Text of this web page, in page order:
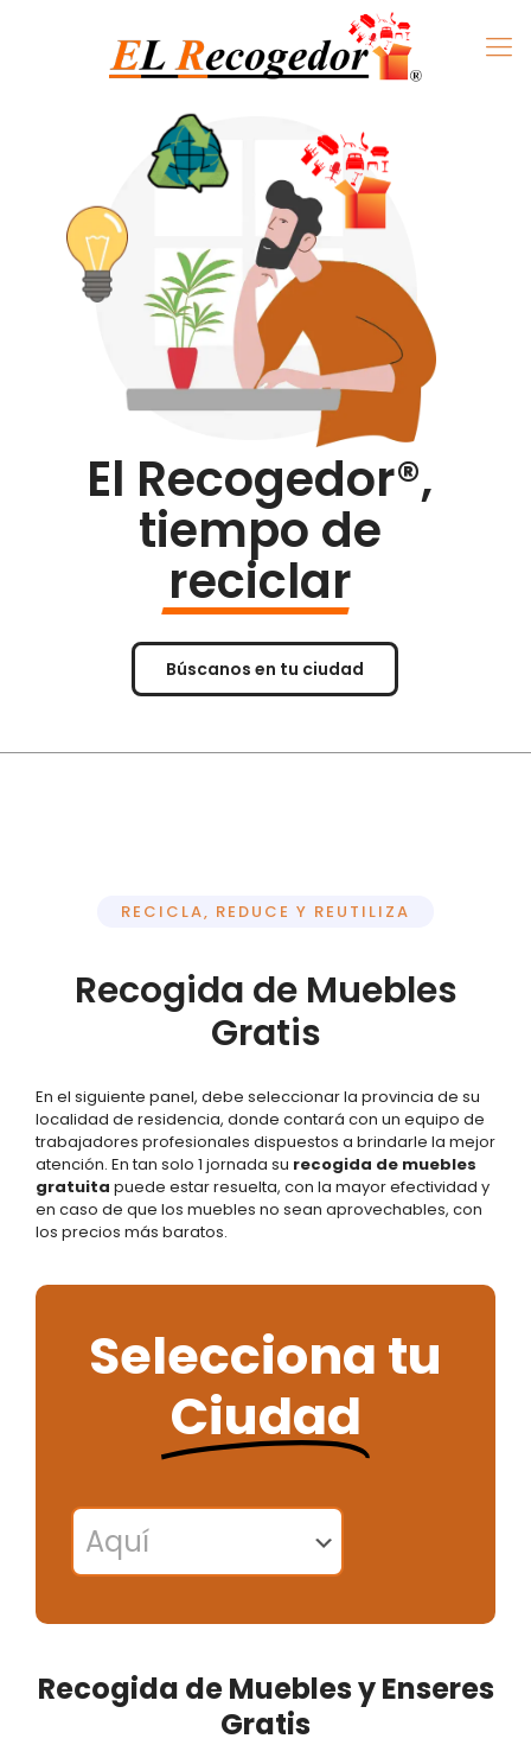
El Recogedor®,
tiempo de
reciclar
Búscanos en tu ciudad
RECICLA, REDUCE Y REUTILIZA
Recogida de Muebles
Gratis
En el siguiente panel, debe seleccionar la provincia de su
localidad de residencia, donde contará con un equipo de
trabajadores profesionales dispuestos a brindarle la mejor
atención. En tan solo 1 jornada su recogida de muebles
gratuita puede estar resuelta, con la mayor efectividad y
en caso de que los muebles no sean aprovechables, con
los precios más baratos.
Selecciona tu
Ciudad
Recogida de Muebles y Enseres
Gratis